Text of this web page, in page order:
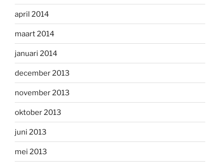
april 2014
maart 2014
januari 2014
december 2013
november 2013
oktober 2013
juni 2013
mei 2013